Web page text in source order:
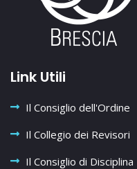
Link Utili
Il Consiglio dell'Ordine
Il Collegio dei Revisori
Il Consiglio di Disciplina